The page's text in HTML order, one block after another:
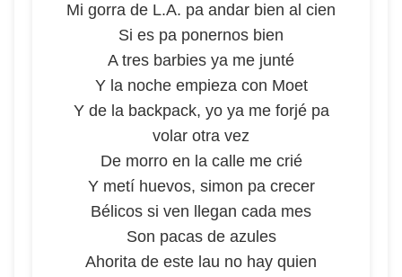
Mi gorra de L.A. pa andar bien al cien
Si es pa ponernos bien
A tres barbies ya me junté
Y la noche empieza con Moet
Y de la backpack, yo ya me forjé pa
volar otra vez
De morro en la calle me crié
Y metí huevos, simon pa crecer
Bélicos si ven llegan cada mes
Son pacas de azules
Ahorita de este lau no hay quien